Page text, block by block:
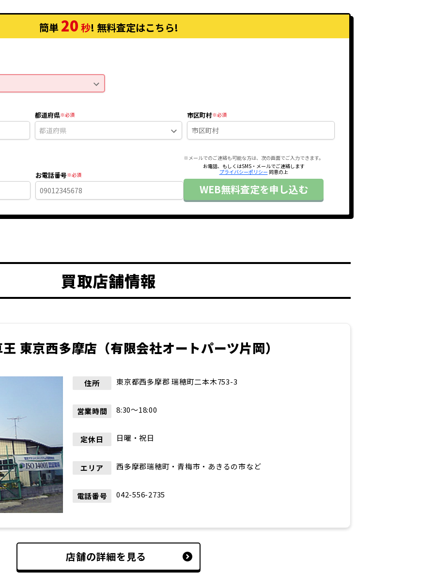
簡単 20 秒! 無料査定はこちら!
都道府県 市区町村
お電話番号
※メールでのご連絡も可能な方は、次の画面でご入力できます。
お電話、もしくはSMS・メールでご連絡します
プライバシーポリシー 同意の上
WEB無料査定を申し込む
買取店舗情報
東京西多摩店 （有限会社オートパーツ片岡）
住所 東京都西多摩郡 瑞穂町二本木753-3
営業時間 8:30〜18:00
定休日 日曜・祝日
エリア 西多摩郡瑞穂町・青梅市・あきるの市など
電話番号 042-556-2735
店舗の詳細を見る